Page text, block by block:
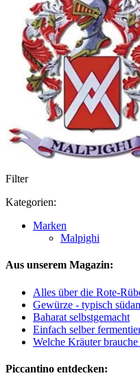
Filter
Kategorien:
Marken
Malpighi
Aus unserem Magazin:
Alles über die Rote-
Gewürze - typisch
Baharat selbstgemacht
Einfach selber
Welche Kräuter
Piccantino entdecken: